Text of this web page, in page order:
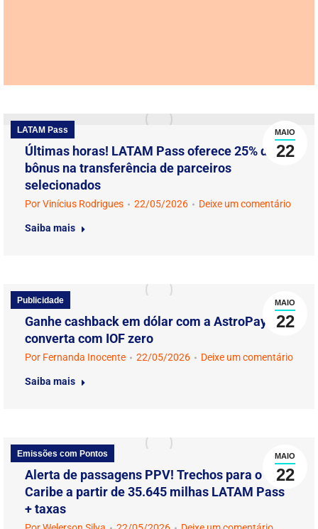
MAIO
22
LATAM Pass
Últimas horas! LATAM Pass oferece 25% de
bônus na transferência de parceiros
selecionados
PorVinícius Rodrigues 22/05/2026 Deixe um comentário
Saiba mais
MAIO
22
Publicidade
Ganhe cashback em dólar com a AstroPay e
converta com IOF zero
Por Fernanda Inocente 22/05/2026 Deixe um comentário
Saiba mais
MAIO
22
Emissões com Pontos
Alerta de passagens PPV! Trechos para o
Caribe a partir de 35.645 milhas LATAM Pass
+ taxas